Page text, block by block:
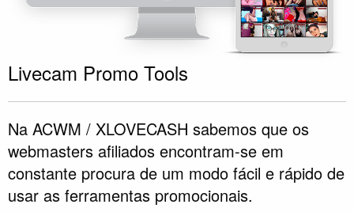
Livecam Promo Tools
Na ACWM / XLOVECASH sabemos que os
webmasters afiliados encontram-se em
constante procura de um modo fácil e rápido de
usar as ferramentas promocionais.